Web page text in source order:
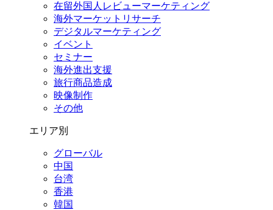
在留外国⼈レビューマーケティング
海外マーケットリサーチ
デジタルマーケティング
イベント
セミナー
海外進出支援
旅行商品造成
映像制作
その他
エリア別
グローバル
中国
台湾
香港
韓国